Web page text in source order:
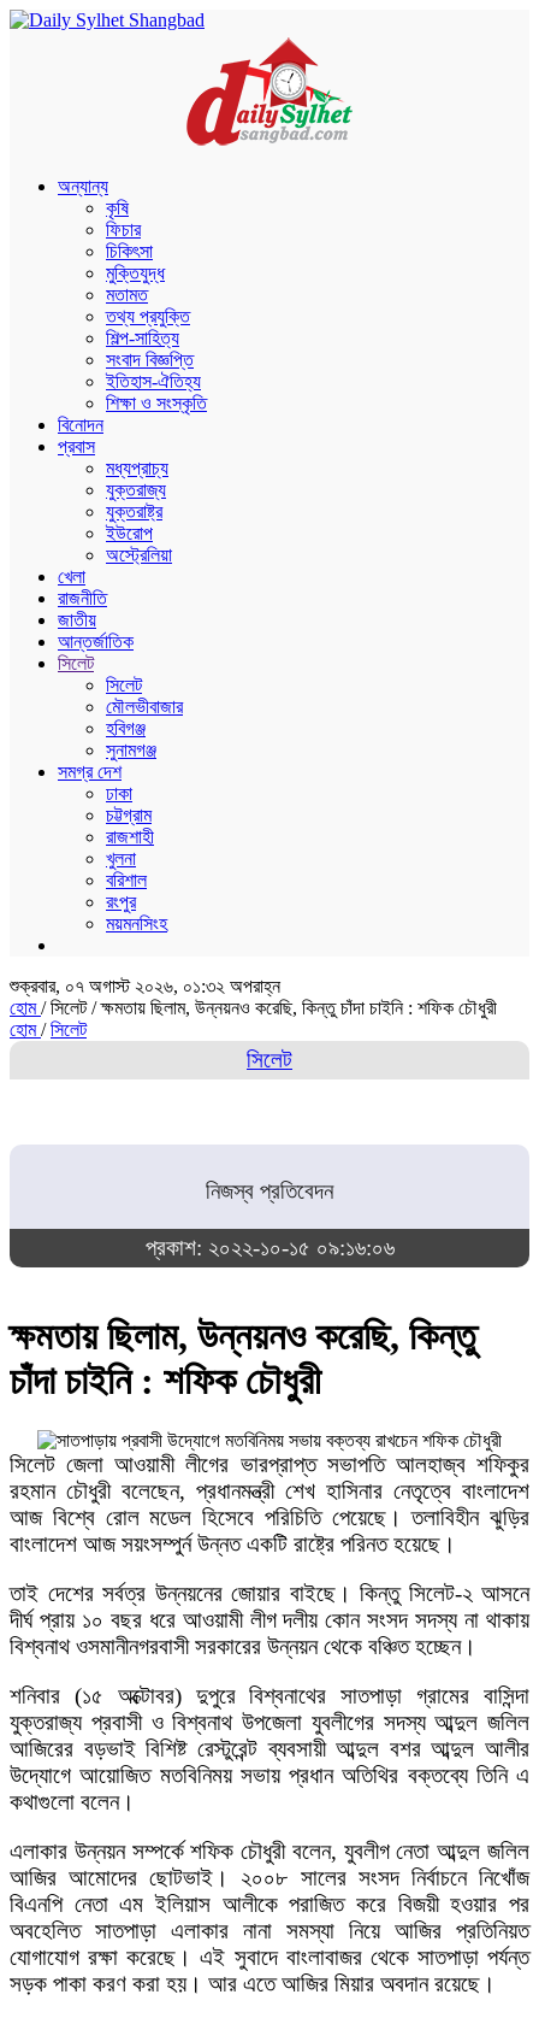
অন্যান্য
কৃষি
ফিচার
চিকিৎসা
মুক্তিযুদ্ধ
মতামত
তথ্য প্রযুক্তি
শিল্প-সাহিত্য
সংবাদ বিজ্ঞপ্তি
ইতিহাস-ঐতিহ্য
শিক্ষা ও সংস্কৃতি
বিনোদন
প্রবাস
মধ্যপ্রাচ্য
যুক্তরাজ্য
যুক্তরাষ্ট্র
ইউরোপ
অস্ট্রেলিয়া
খেলা
রাজনীতি
জাতীয়
আন্তর্জাতিক
সিলেট
সিলেট
মৌলভীবাজার
হবিগঞ্জ
সুনামগঞ্জ
সমগ্র দেশ
ঢাকা
চট্টগ্রাম
রাজশাহী
খুলনা
বরিশাল
রংপুর
ময়মনসিংহ
শুক্রবার, ০৭ অগাস্ট ২০২৬, ০১:৩২ অপরাহ্ন
হোম/ সিলেট /ক্ষমতায় ছিলাম, উন্নয়নও করেছি, কিন্তু চাঁদা চাইনি : শফিক চৌধুরী
হোম/সিলেট
সিলেট
নিজস্ব প্রতিবেদন
প্রকাশ: ২০২২-১০-১৫ ০৯:১৬:০৬
ক্ষমতায় ছিলাম, উন্নয়নও করেছি, কিন্তু
চাঁদা চাইনি : শফিক চৌধুরী
সিলেট জেলা আওয়ামী লীগের ভারপ্রাপ্ত সভাপতি আলহাজ্ব শফিকুর
রহমান চৌধুরী বলেছেন, প্রধানমন্ত্রী শেখ হাসিনার নেতৃত্বে বাংলাদেশ
আজ বিশ্বে রোল মডেল হিসেবে পরিচিতি পেয়েছে। তলাবিহীন ঝুড়ির
বাংলাদেশ আজ সয়ংসম্পুর্ন উন্নত একটি রাষ্ট্রে পরিনত হয়েছে।
তাই দেশের সর্বত্র উন্নয়নের জোয়ার বাইছে। কিন্তু সিলেট-২ আসনে
দীর্ঘ প্রায় ১০ বছর ধরে আওয়ামী লীগ দলীয় কোন সংসদ সদস্য না থাকায়
বিশ্বনাথ ওসমানীনগরবাসী সরকারের উন্নয়ন থেকে বঞ্চিত হচ্ছেন।
শনিবার (১৫ অক্টোবর) দুপুরে বিশ্বনাথের সাতপাড়া গ্রামের বাসিন্দা
যুক্তরাজ্য প্রবাসী ও বিশ্বনাথ উপজেলা যুবলীগের সদস্য আব্দুল জলিল
আজিরের বড়ভাই বিশিষ্ট রেস্টুরেন্ট ব্যবসায়ী আব্দুল বশর আব্দুল আলীর
উদ্যোগে আয়োজিত মতবিনিময় সভায় প্রধান অতিথির বক্তব্যে তিনি এ
কথাগুলো বলেন।
এলাকার উন্নয়ন সম্পর্কে শফিক চৌধুরী বলেন, যুবলীগ নেতা আব্দুল জলিল
আজির আমোদের ছোটভাই। ২০০৮ সালের সংসদ নির্বাচনে নিখোঁজ
বিএনপি নেতা এম ইলিয়াস আলীকে পরাজিত করে বিজয়ী হওয়ার পর
অবহেলিত সাতপাড়া এলাকার নানা সমস্যা নিয়ে আজির প্রতিনিয়ত
যোগাযোগ রক্ষা করেছে। এই সুবাদে বাংলাবাজর থেকে সাতপাড়া পর্যন্ত
সড়ক পাকা করণ করা হয়। আর এতে আজির মিয়ার অবদান রয়েছে।